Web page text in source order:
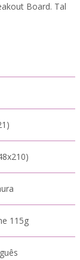
Board. Tal
115g